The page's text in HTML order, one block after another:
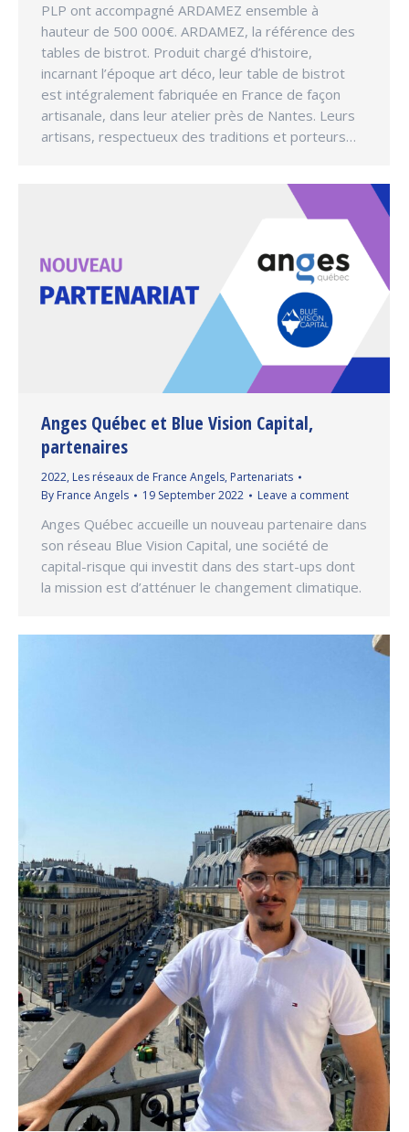
PLP ont accompagné ARDAMEZ ensemble à
hauteur de 500 000€. ARDAMEZ, la référence des
tables de bistrot. Produit chargé d’histoire,
incarnant l’époque art déco, leur table de bistrot
est intégralement fabriquée en France de façon
artisanale, dans leur atelier près de Nantes. Leurs
artisans, respectueux des traditions et porteurs…
Anges Québec et Blue Vision Capital,
partenaires
2022, Les réseaux de France Angels, Partenariats
By France Angels 19 September 2022 Leave a comment
Anges Québec accueille un nouveau partenaire dans
son réseau Blue Vision Capital, une société de
capital-risque qui investit dans des start-ups dont
la mission est d’atténuer le changement climatique.